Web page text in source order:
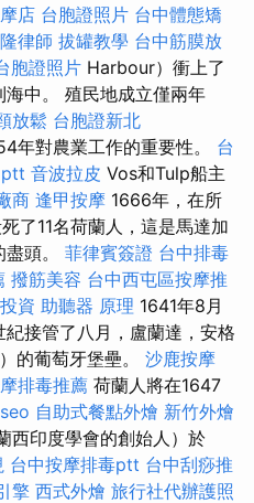
店 台胞證照片 台中體態矯
律師 拔罐教學 台中筋膜放
胞證照片 Harbour）衝上了
中。 殖民地成立僅兩年
放鬆 台胞證新北
年對農業工作的重要性。 台
音波拉皮 Vos和Tulp船主
商 逢甲按摩 1666年，在所
了11名荷蘭人，這是馬達加
頭。 菲律賓簽證 台中排毒
撥筋美容 台中西屯區按摩推
資 助聽器 原理 1641年8月
接管了八月，盧蘭達，安格
的葡萄牙堡壘。 沙鹿按摩
排毒推薦 荷蘭人將在1647
自助式餐點外燴 新竹外燴
西印度學會的創始人）於
台中按摩排毒ptt 台中刮痧推
擎 西式外燴 旅行社代辦護照